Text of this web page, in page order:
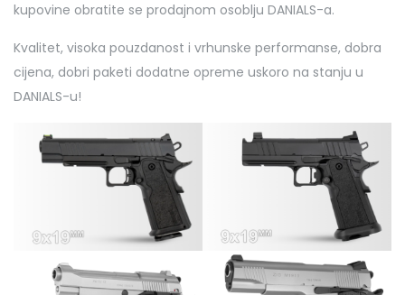
kupovine obratite se prodajnom osoblju DANIALS-a.
Kvalitet, visoka pouzdanost i vrhunske performanse, dobra
cijena, dobri paketi dodatne opreme uskoro na stanju u
DANIALS-u!